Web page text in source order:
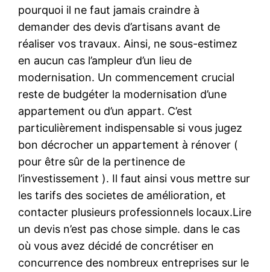
pourquoi il ne faut jamais craindre à
demander des devis d’artisans avant de
réaliser vos travaux. Ainsi, ne sous-estimez
en aucun cas l’ampleur d’un lieu de
modernisation. Un commencement crucial
reste de budgéter la modernisation d’une
appartement ou d’un appart. C’est
particulièrement indispensable si vous jugez
bon décrocher un appartement à rénover (
pour être sûr de la pertinence de
l’investissement ). Il faut ainsi vous mettre sur
les tarifs des societes de amélioration, et
contacter plusieurs professionnels locaux.Lire
un devis n’est pas chose simple. dans le cas
où vous avez décidé de concrétiser en
concurrence des nombreux entreprises sur le